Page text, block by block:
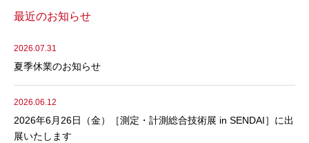
最近のお知らせ
2026.07.31
夏季休業のお知らせ
2026.06.12
2026年6月26日（金）［測定・計測総合技術展 in SENDAI］に出
展いたします